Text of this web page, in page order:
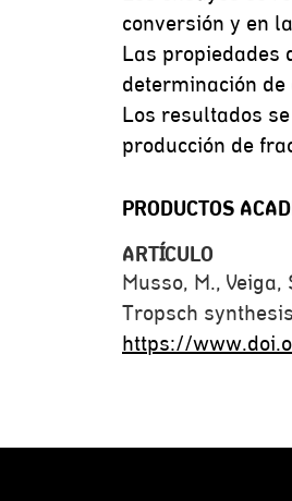
conversión y en
Las propiedades
determinación
Los resultados
producción de
PRODUCTOS
ARTÍCULO
Musso, M.,
Tropsch
https://